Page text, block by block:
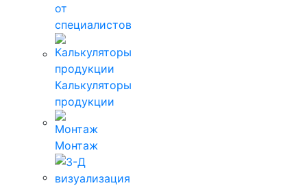
от
специалистов
Калькуляторы
продукции
Монтаж